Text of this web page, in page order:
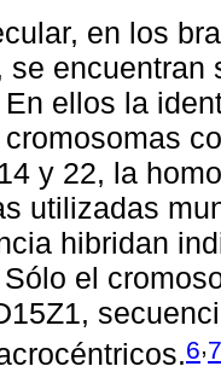
en los
se
ellos la
y 22, la
utilizadas
hibridan
el
6,7